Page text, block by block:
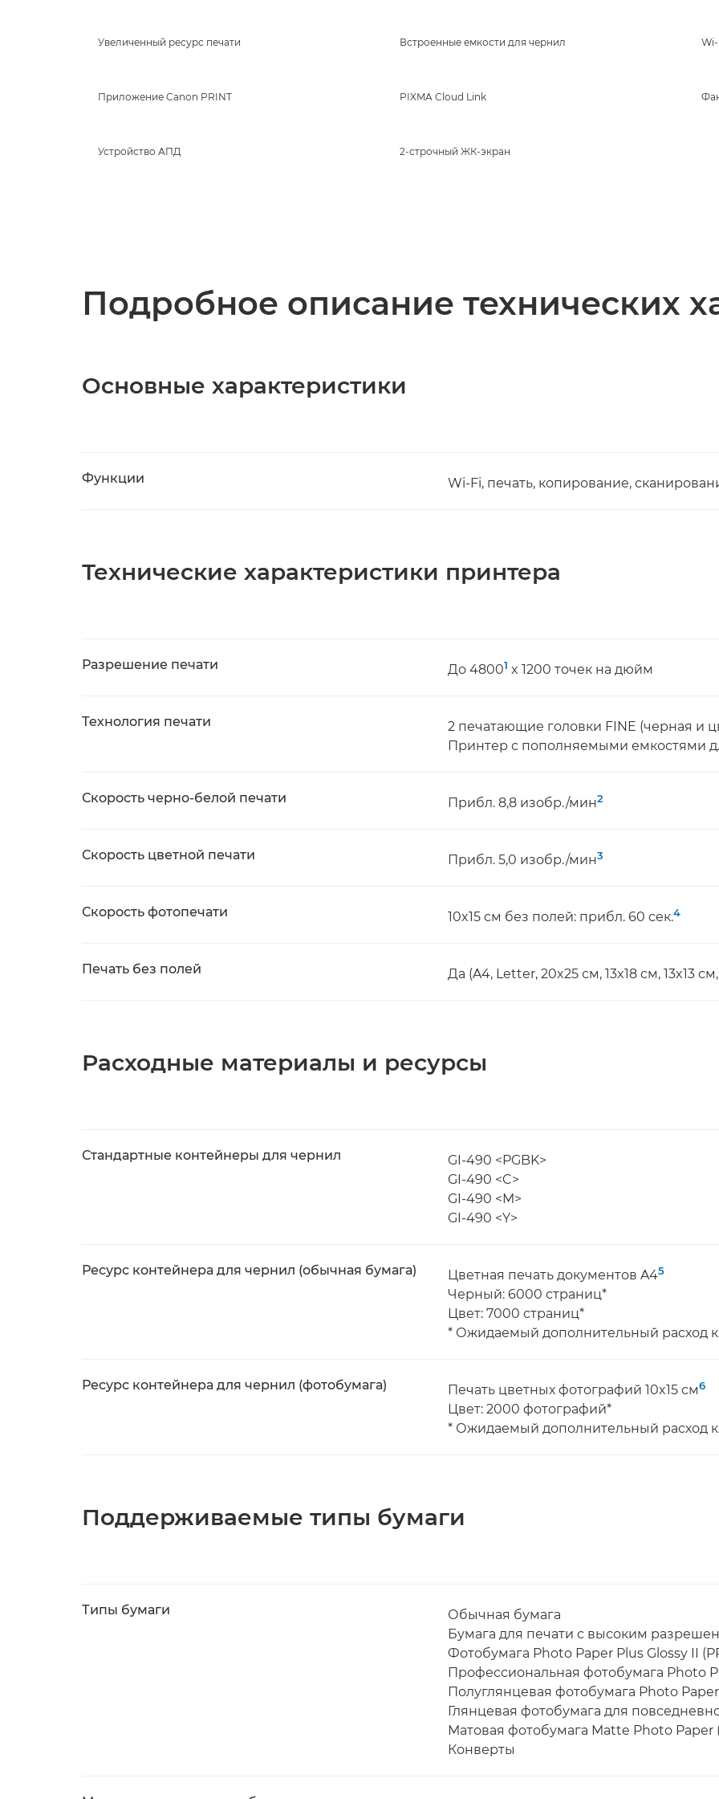
Увеличенный ресурс печати Встроенные емкости для чернил
Приложение Canon PRINT PIXMA Cloud Link
Устройство АПД 2-строчный ЖК-экран
Подробное описание технических
Основные характеристики
Функции Wi-Fi, печать, копирование,
Технические характеристики принтера
Разрешение печати До 48001 x 1200 точек на дюйм
Технология печати
2 печатающие головки FINE (черная и
Принтер с пополняемыми емкостями
Скорость черно-белой печати Прибл. 8,8 изобр./мин2
Скорость цветной печати Прибл. 5,0 изобр./мин3
Скорость фотопечати 10x15 см без полей: прибл. 60 сек.4
Печать без полей Да (A4, Letter, 20x25 см, 13x18 см, 13x13
Расходные материалы и ресурсы
Стандартные контейнеры для чернил
GI-490 <PGBK>
GI-490 <C>
GI-490 <M>
GI-490 <Y>
Ресурс контейнера для чернил (обычная бумага) Цветная печать документов A45
Черный: 6000 страниц*
Цвет: 7000 страниц*
* Ожидаемый дополнительный расход
Ресурс контейнера для чернил (фотобумага) Печать цветных фотографий 10x15 см6
Цвет: 2000 фотографий*
* Ожидаемый дополнительный расход
Поддерживаемые типы бумаги
Типы бумаги
Обычная бумага
Бумага для печати с высоким
Фотобумага Photo Paper Plus Glossy II
Профессиональная фотобумага Photo
Полуглянцевая фотобумага Photo Paper
Глянцевая фотобумага для
Матовая фотобумага Matte Photo Paper
Конверты